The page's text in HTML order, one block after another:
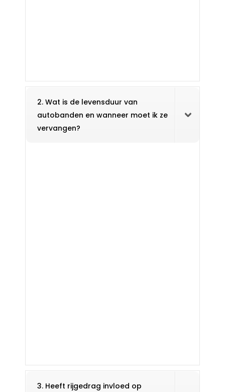
2. Wat is de levensduur van
autobanden en wanneer moet ik ze
vervangen?
3. Heeft rijgedrag invloed op